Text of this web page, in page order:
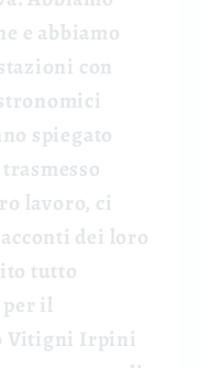
e abbiamo
con
spiegato
lavoro, ci
dei loro
tutto
per il
Vitigni Irpini